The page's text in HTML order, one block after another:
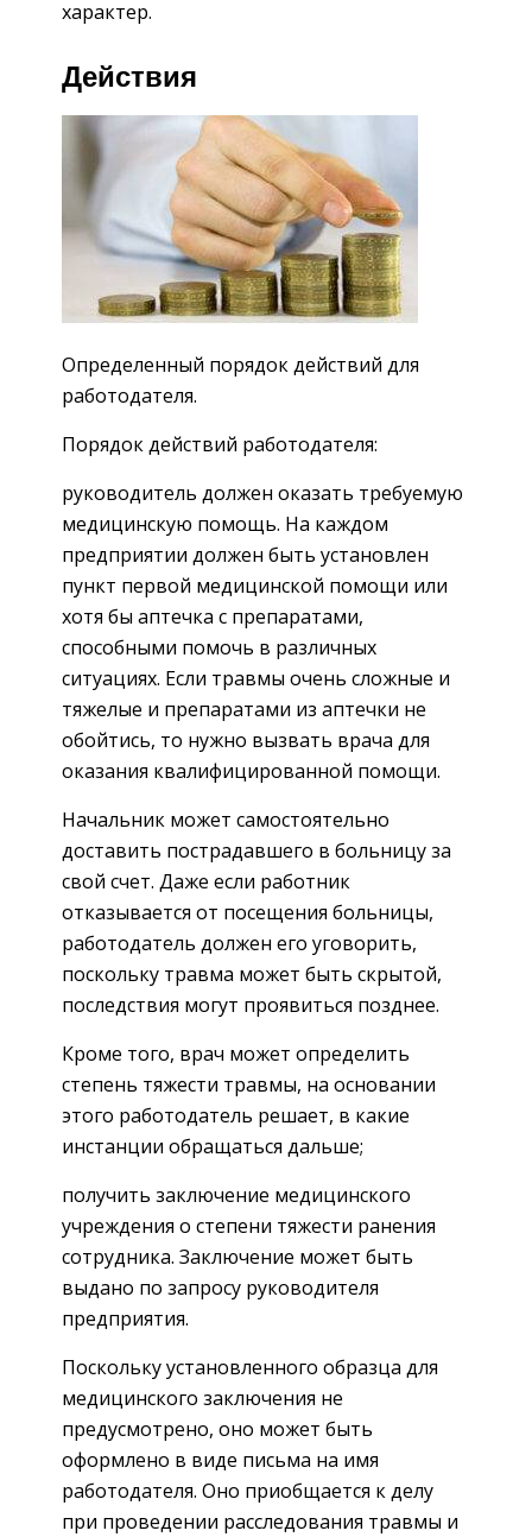
характер.
Действия
Определенный порядок действий для
работодателя.
Порядок действий работодателя:
руководитель должен оказать требуемую
медицинскую помощь. На каждом
предприятии должен быть установлен
пункт первой медицинской помощи или
хотя бы аптечка с препаратами,
способными помочь в различных
ситуациях. Если травмы очень сложные и
тяжелые и препаратами из аптечки не
обойтись, то нужно вызвать врача для
оказания квалифицированной помощи.
Начальник может самостоятельно
доставить пострадавшего в больницу за
свой счет. Даже если работник
отказывается от посещения больницы,
работодатель должен его уговорить,
поскольку травма может быть скрытой,
последствия могут проявиться позднее.
Кроме того, врач может определить
степень тяжести травмы, на основании
этого работодатель решает, в какие
инстанции обращаться дальше;
получить заключение медицинского
учреждения о степени тяжести ранения
сотрудника. Заключение может быть
выдано по запросу руководителя
предприятия.
Поскольку установленного образца для
медицинского заключения не
предусмотрено, оно может быть
оформлено в виде письма на имя
работодателя. Оно приобщается к делу
при проведении расследования травмы и